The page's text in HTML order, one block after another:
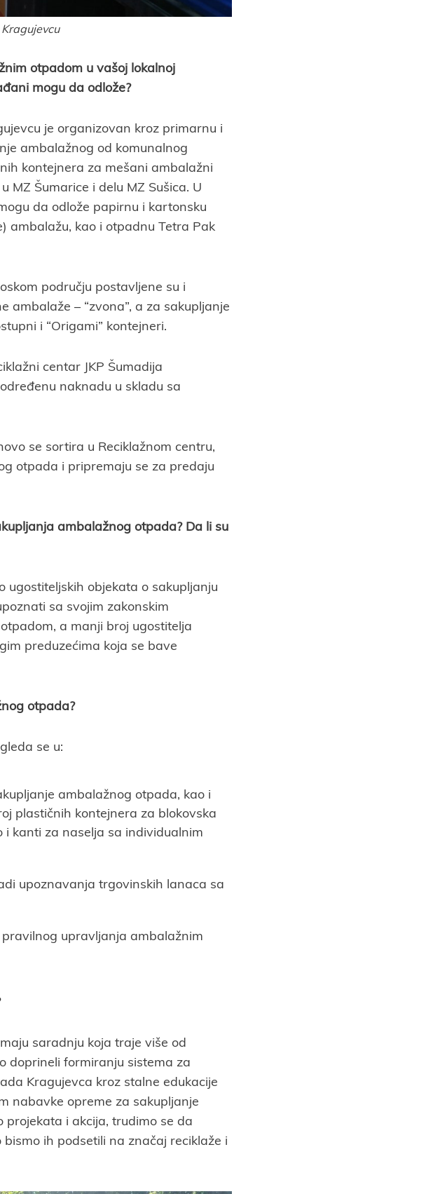
otpadom u vašoj lokalnoj
mogu da odlože?
je organizovan kroz primarnu i
ambalažnog od komunalnog
kontejnera za mešani ambalažni
MZ Šumarice i delu MZ Sušica. U
da odlože papirnu i kartonsku
ambalažu, kao i otpadnu Tetra Pak
području postavljene su i
ambalaže – “zvona”, a za sakupljanje
i “Origami” kontejneri.
centar JKP Šumadija
naknadu u skladu sa
se sortira u Reciklažnom centru,
otpada i pripremaju se za predaju
ambalažnog otpada? Da li su
ugostiteljskih objekata o sakupljanju
sa svojim zakonskim
a manji broj ugostitelja
preduzećima koja se bave
otpada?
se u:
ambalažnog otpada, kao i
plastičnih kontejnera za blokovska
kanti za naselja sa individualnim
upoznavanja trgovinskih lanaca sa
upravljanja ambalažnim
saradnju koja traje više od
doprineli formiranju sistema za
Kragujevca kroz stalne edukacije
nabavke opreme za sakupljanje
i akcija, trudimo se da
ih podsetili na značaj reciklaže i